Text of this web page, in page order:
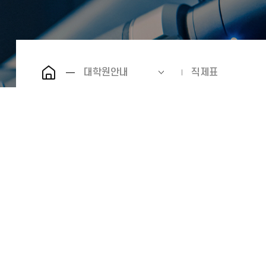
대학원안내 직제표